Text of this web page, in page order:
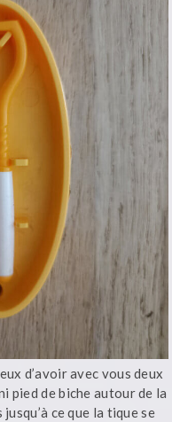
d’avoir avec vous deux
pied de biche autour de la
ce que la tique se